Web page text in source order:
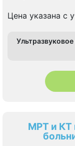
Цена указана с
МРТ и КТ